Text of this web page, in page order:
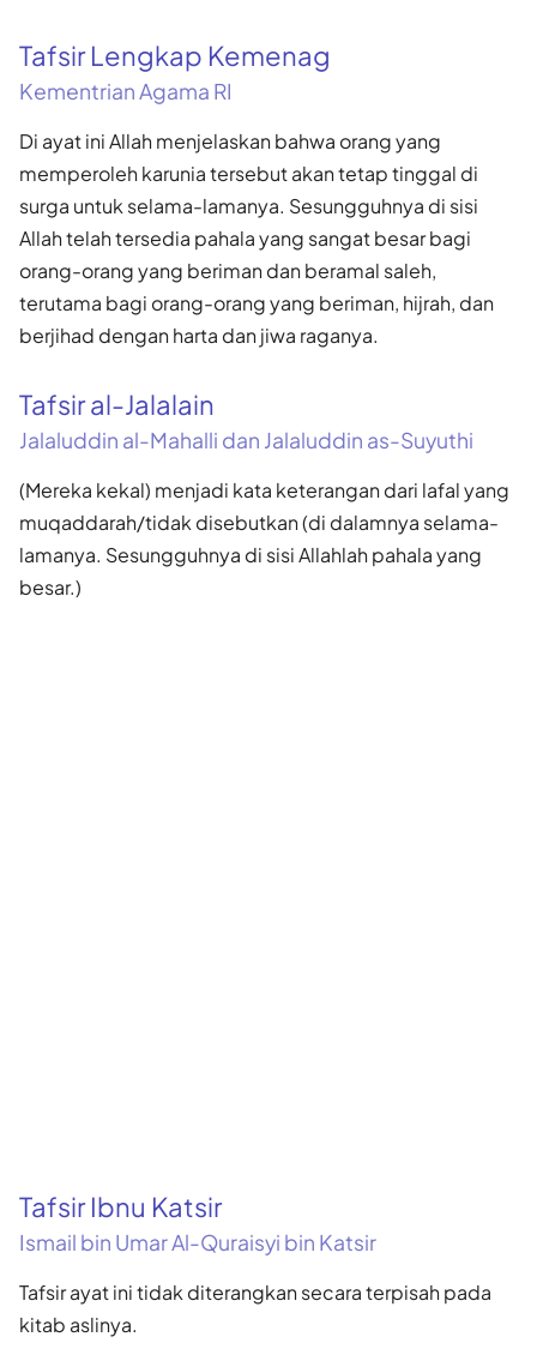
Tafsir Lengkap Kemenag
Kementrian Agama RI
Di ayat ini Allah menjelaskan bahwa orang yang
memperoleh karunia tersebut akan tetap tinggal di
surga untuk selama-lamanya. Sesungguhnya di sisi
Allah telah tersedia pahala yang sangat besar bagi
orang-orang yang beriman dan beramal saleh,
terutama bagi orang-orang yang beriman, hijrah, dan
berjihad dengan harta dan jiwa raganya.
Tafsir al-Jalalain
Jalaluddin al-Mahalli dan Jalaluddin as-Suyuthi
(Mereka kekal) menjadi kata keterangan dari lafal yang
muqaddarah/tidak disebutkan (di dalamnya selama-
lamanya. Sesungguhnya di sisi Allahlah pahala yang
besar.)
Tafsir Ibnu Katsir
Ismail bin Umar Al-Quraisyi bin Katsir
Tafsir ayat ini tidak diterangkan secara terpisah pada
kitab aslinya.